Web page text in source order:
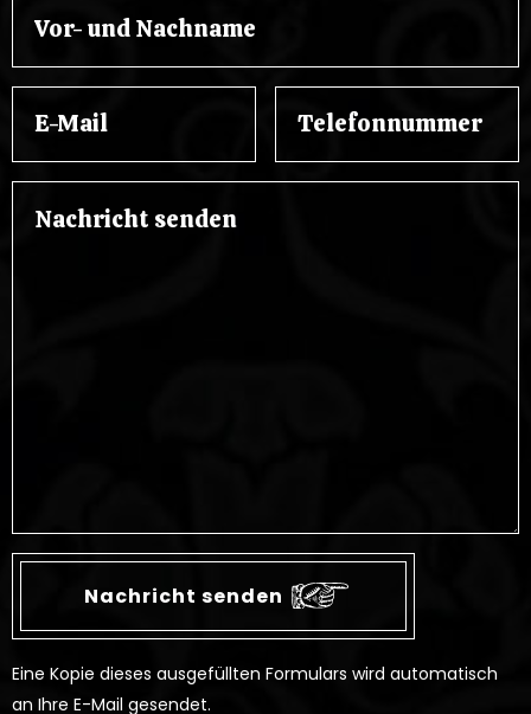
Eine Kopie dieses ausgefüllten Formulars wird automatisch
an Ihre E-Mail gesendet.